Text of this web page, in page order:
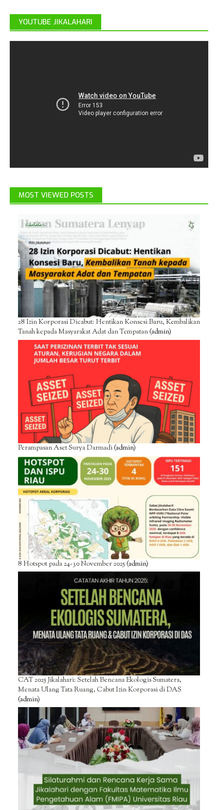
YOUTUBE JIKALAHARI
MOST VIEWED POSTS
28 Izin Korporasi Dicabut: Hentikan Konsesi Baru, Kembalikan
Tanah kepada Masyarakat Adat dan Tempatan(admin)
Perampasan Aset Surya Darmadi(admin)
8 Hotspot pada 24-30 November 2025(admin)
CAT 2025 Jikalahari: Setelah Bencana Ekologis Sumatera,
Menata Ulang Tata Ruang, Cabut Izin Korporasi di DAS
(admin)